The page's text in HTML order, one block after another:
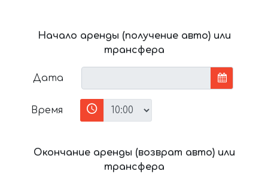
Начало аренды (получение авто) или
трансфера
Дата
Время
Окончание аренды (возврат авто) или
трансфера